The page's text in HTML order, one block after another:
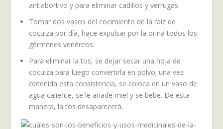
antiabortivo y para eliminar cadillos y verrugas.
Tomar dos vasos del cocimiento de la raíz de
cocuiza por día, hace expulsar por la orina todos los
gérmenes venéreos.
Para eliminar la tos, se dejar secar una hoja de
cocuiza para luego convertirla en polvo; una vez
obtenida esta consistencia, se coloca en un vaso de
agua caliente, se le añade miel y se bebe. De esta
manera, la tos desaparecerá.